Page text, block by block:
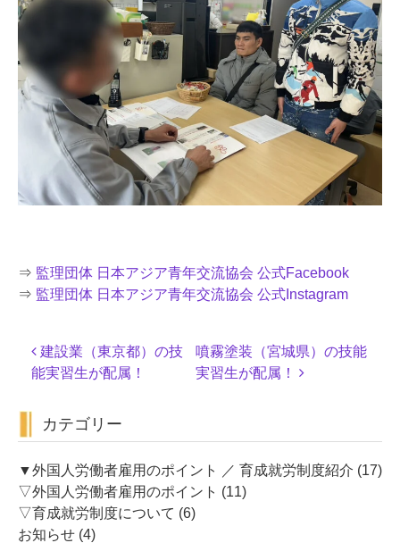
⇒ 監理団体 日本アジア青年交流協会 公式Facebook
⇒ 監理団体 日本アジア青年交流協会 公式Instagram
投
稿
ビ
ゲ
シ
ョ
ン
建設業（東京都）の技
能実習生が配属！
噴霧塗装（宮城県）の技能
実習生が配属！
カテゴリー
▼外国人労働者雇用のポイント ／ 育成就労制度紹介 (17)
▽外国人労働者雇用のポイント (11)
▽育成就労制度について (6)
お知らせ (4)